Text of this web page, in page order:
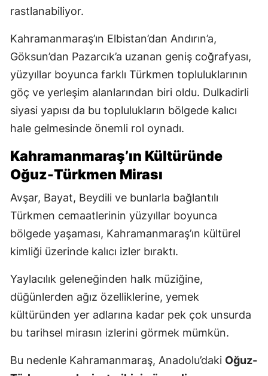
rastlanabiliyor.
Kahramanmaraş’ın Elbistan’dan Andırın’a,
Göksun’dan Pazarcık’a uzanan geniş coğrafyası,
yüzyıllar boyunca farklı Türkmen topluluklarının
göç ve yerleşim alanlarından biri oldu. Dulkadirli
siyasi yapısı da bu toplulukların bölgede kalıcı
hale gelmesinde önemli rol oynadı.
Kahramanmaraş’ın Kültüründe
Oğuz-Türkmen Mirası
Avşar, Bayat, Beydili ve bunlarla bağlantılı
Türkmen cemaatlerinin yüzyıllar boyunca
bölgede yaşaması, Kahramanmaraş’ın kültürel
kimliği üzerinde kalıcı izler bıraktı.
Yaylacılık geleneğinden halk müziğine,
düğünlerden ağız özelliklerine, yemek
kültüründen yer adlarına kadar pek çok unsurda
bu tarihsel mirasın izlerini görmek mümkün.
Bu nedenle Kahramanmaraş, Anadolu’daki Oğuz-